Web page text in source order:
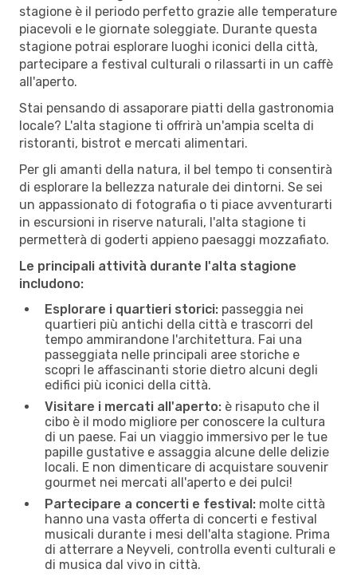
stagione è il periodo perfetto grazie alle temperature
piacevoli e le giornate soleggiate. Durante questa
stagione potrai esplorare luoghi iconici della città,
partecipare a festival culturali o rilassarti in un caffè
all'aperto.
Stai pensando di assaporare piatti della gastronomia
locale? L'alta stagione ti offrirà un'ampia scelta di
ristoranti, bistrot e mercati alimentari.
Per gli amanti della natura, il bel tempo ti consentirà
di esplorare la bellezza naturale dei dintorni. Se sei
un appassionato di fotografia o ti piace avventurarti
in escursioni in riserve naturali, l'alta stagione ti
permetterà di goderti appieno paesaggi mozzafiato.
Le principali attività durante l'alta stagione
includono:
Esplorare i quartieri storici: passeggia nei
quartieri più antichi della città e trascorri del
tempo ammirandone l'architettura. Fai una
passeggiata nelle principali aree storiche e
scopri le affascinanti storie dietro alcuni degli
edifici più iconici della città.
Visitare i mercati all'aperto: è risaputo che il
cibo è il modo migliore per conoscere la cultura
di un paese. Fai un viaggio immersivo per le tue
papille gustative e assaggia alcune delle delizie
locali. E non dimenticare di acquistare souvenir
gourmet nei mercati all'aperto e dei pulci!
Partecipare a concerti e festival: molte città
hanno una vasta offerta di concerti e festival
musicali durante i mesi dell'alta stagione. Prima
di atterrare a Neyveli, controlla eventi culturali e
di musica dal vivo in città.